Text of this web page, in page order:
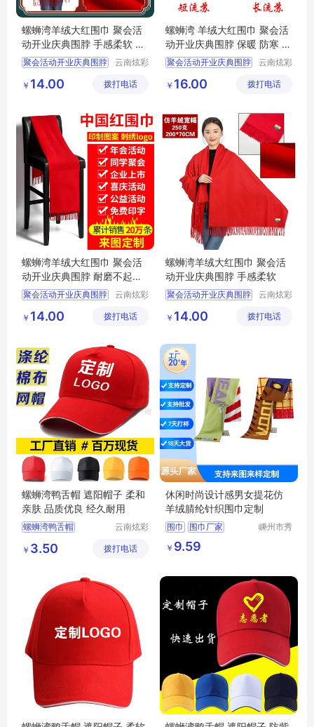
螺蛳湾羊绒大红围巾 聚会活
动开业庆典围脖 手感柔软 炫
彩
聚会活动开业庆典围脖
螺蛳湾羊绒大红围巾价格
聚会活动开业庆典围脖厂家
云南炫彩
公司
￥ 14.00 拨打电话
螺蛳湾 羊绒大红围巾 聚会活
动开业庆典围脖 保暖 防寒 防
风
聚会活动开业庆典围脖
羊绒大红围巾价格
聚会活动开业庆典围脖厂家
云南炫彩
公司
￥ 16.00 拨打电话
螺蛳湾羊绒大红围巾 聚会活
动开业庆典围脖 耐磨不起球
炫彩
聚会活动开业庆典围脖
螺蛳湾羊绒大红围巾价格
聚会活动开业庆典围脖厂家
云南炫彩
公司
￥ 14.00 拨打电话
螺蛳湾羊绒大红围巾 聚会活
动开业庆典围脖 手感柔软
聚会活动开业庆典围脖
螺蛳湾羊绒大红围巾价格
云南炫彩
公司
￥ 14.00 拨打电话
螺蛳湾鸭舌帽 遮阳帽子 柔和
亲肤 品质优良 经久耐用
螺蛳湾鸭舌帽
螺蛳湾鸭舌帽价格
云南炫彩
公司
￥ 3.50 拨打电话
休闲时尚设计感男女提花仿
羊绒腈纶针织围巾定制
围巾
围巾厂家
围巾定制
围巾球迷
嵊州市秀
￥ 9.59